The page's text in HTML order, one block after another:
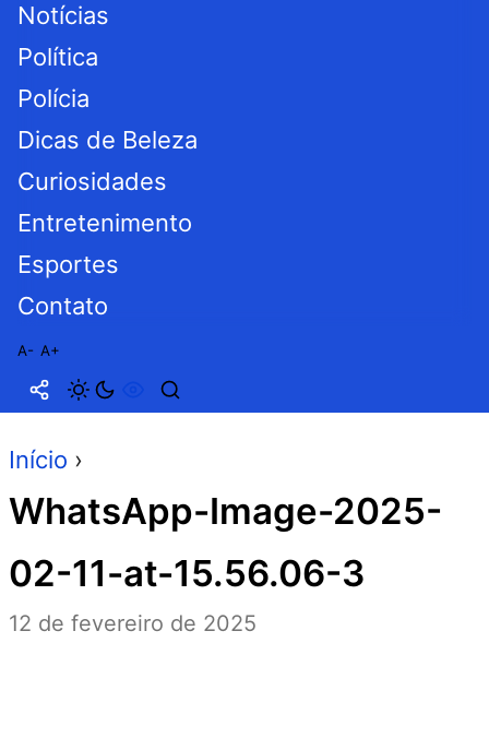
Notícias
Política
Polícia
Dicas de Beleza
Curiosidades
Entretenimento
Esportes
Contato
A- A+
Início ›
WhatsApp-Image-2025-
02-11-at-15.56.06-3
12 de fevereiro de 2025